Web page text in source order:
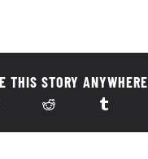
THIS STORY ANYWHERE